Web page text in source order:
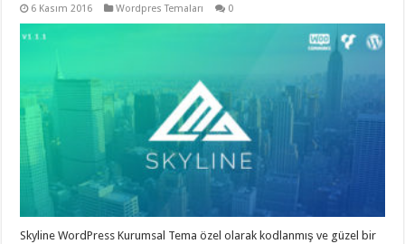
6 Kasım 2016 Wordpres Temaları 0
Skyline WordPress Kurumsal Tema özel olarak kodlanmış ve güzel bir